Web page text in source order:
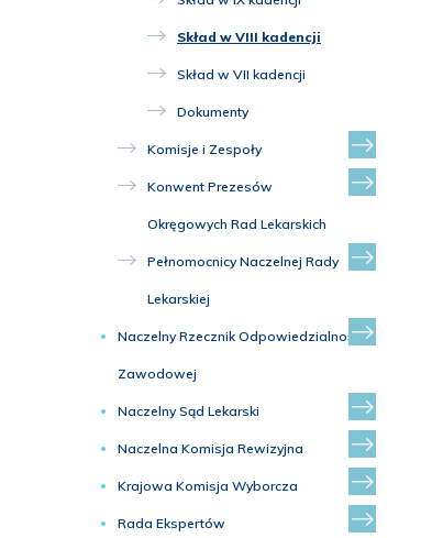
Skład w VIII kadencji
Skład w VII kadencji
Dokumenty
Komisje i Zespoły
Konwent Prezesów
Okręgowych Rad Lekarskich
Pełnomocnicy Naczelnej Rady
Lekarskiej
Naczelny Rzecznik Odpowiedzialności
Zawodowej
Naczelny Sąd Lekarski
Naczelna Komisja Rewizyjna
Krajowa Komisja Wyborcza
Rada Ekspertów